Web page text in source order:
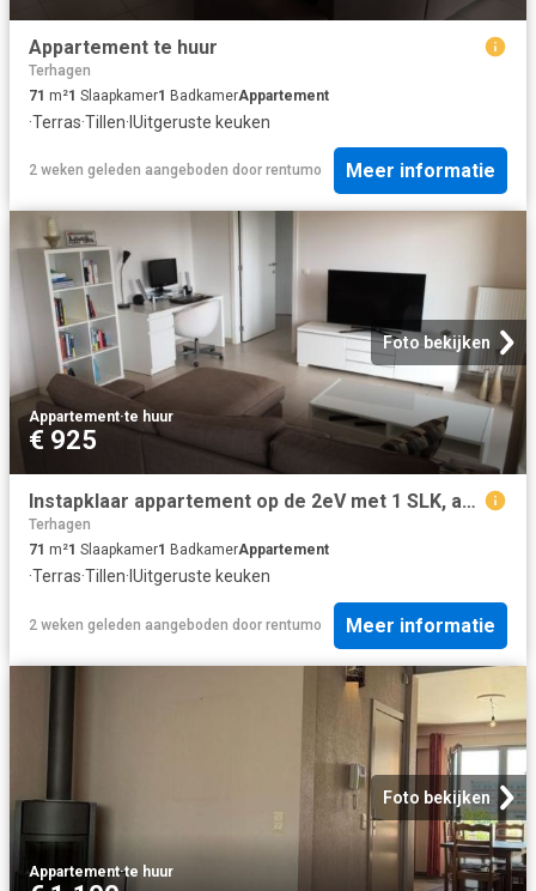
Appartement te huur
Terhagen
71 m²1 Slaapkamer1 BadkamerAppartement
·Terras·Tillen·IUitgeruste keuken
2 weken geleden aangeboden door rentumo Meer informatie
Foto bekijken
Appartement·te huur
€ 925
Instapklaar appartement op de 2eV met 1 SLK, autostaanplaats en terras met uitzicht op het water en natuurgebied
Terhagen
71 m²1 Slaapkamer1 BadkamerAppartement
·Terras·Tillen· IUitgeruste keuken
2 weken geleden aangeboden door rentumo Meer informatie
Foto bekijken
Appartement·te huur